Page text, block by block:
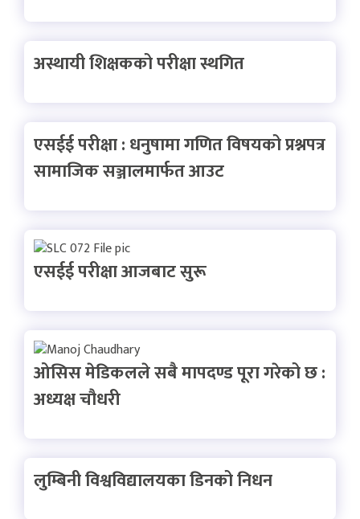
अस्थायी शिक्षकको परीक्षा स्थगित
एसईई परीक्षा : धनुषामा गणित विषयको प्रश्नपत्र
सामाजिक सञ्जालमार्फत आउट
एसईई परीक्षा आजबाट सुरू
ओसिस मेडिकलले सबै मापदण्ड पूरा गरेको छ :
अध्यक्ष चौधरी
लुम्बिनी विश्वविद्यालयका डिनको निधन